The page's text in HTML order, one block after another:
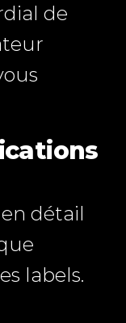
de
détail
labels.